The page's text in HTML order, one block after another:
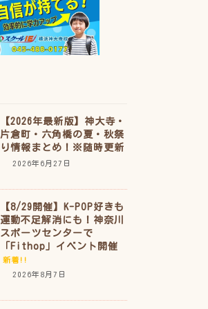
【2026年最新版】神大寺・
片倉町・六角橋の夏・秋祭
り情報まとめ！※随時更新
2026年6月27日
【8/29開催】K-POP好きも
運動不足解消にも！神奈川
スポーツセンターで
「Fithop」イベント開催
新着!!
2026年8月7日